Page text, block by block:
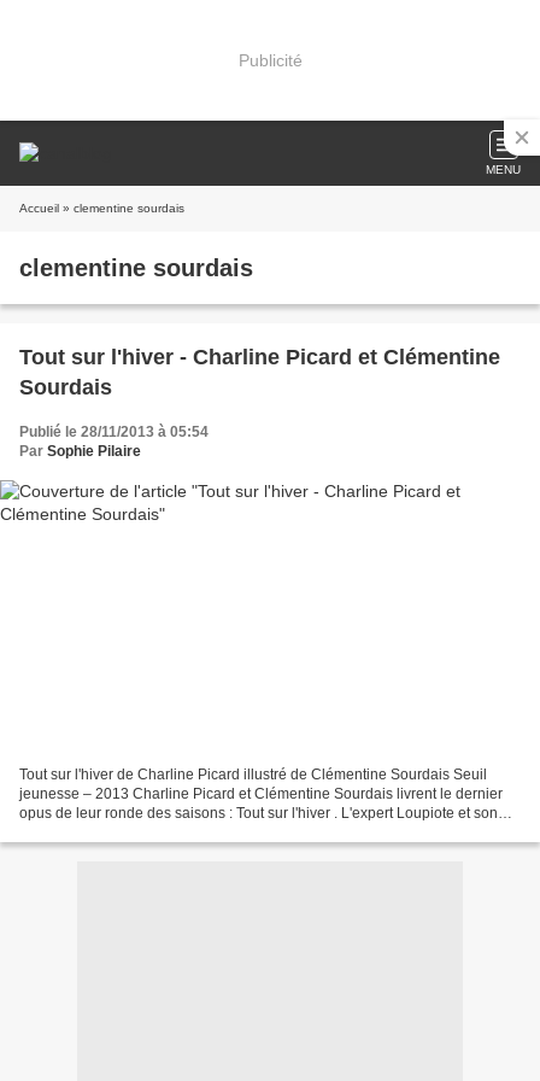
Publicité
MENU
Accueil » clementine sourdais
clementine sourdais
Tout sur l'hiver - Charline Picard et Clémentine
Sourdais
Publié le 28/11/2013 à 05:54
Par Sophie Pilaire
Tout sur l'hiver de Charline Picard illustré de Clémentine Sourdais Seuil
jeunesse – 2013 Charline Picard et Clémentine Sourdais livrent le dernier
opus de leur ronde des saisons : Tout sur l'hiver . L'expert Loupiote et son